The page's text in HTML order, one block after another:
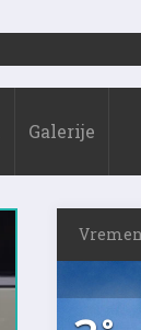
Galerije